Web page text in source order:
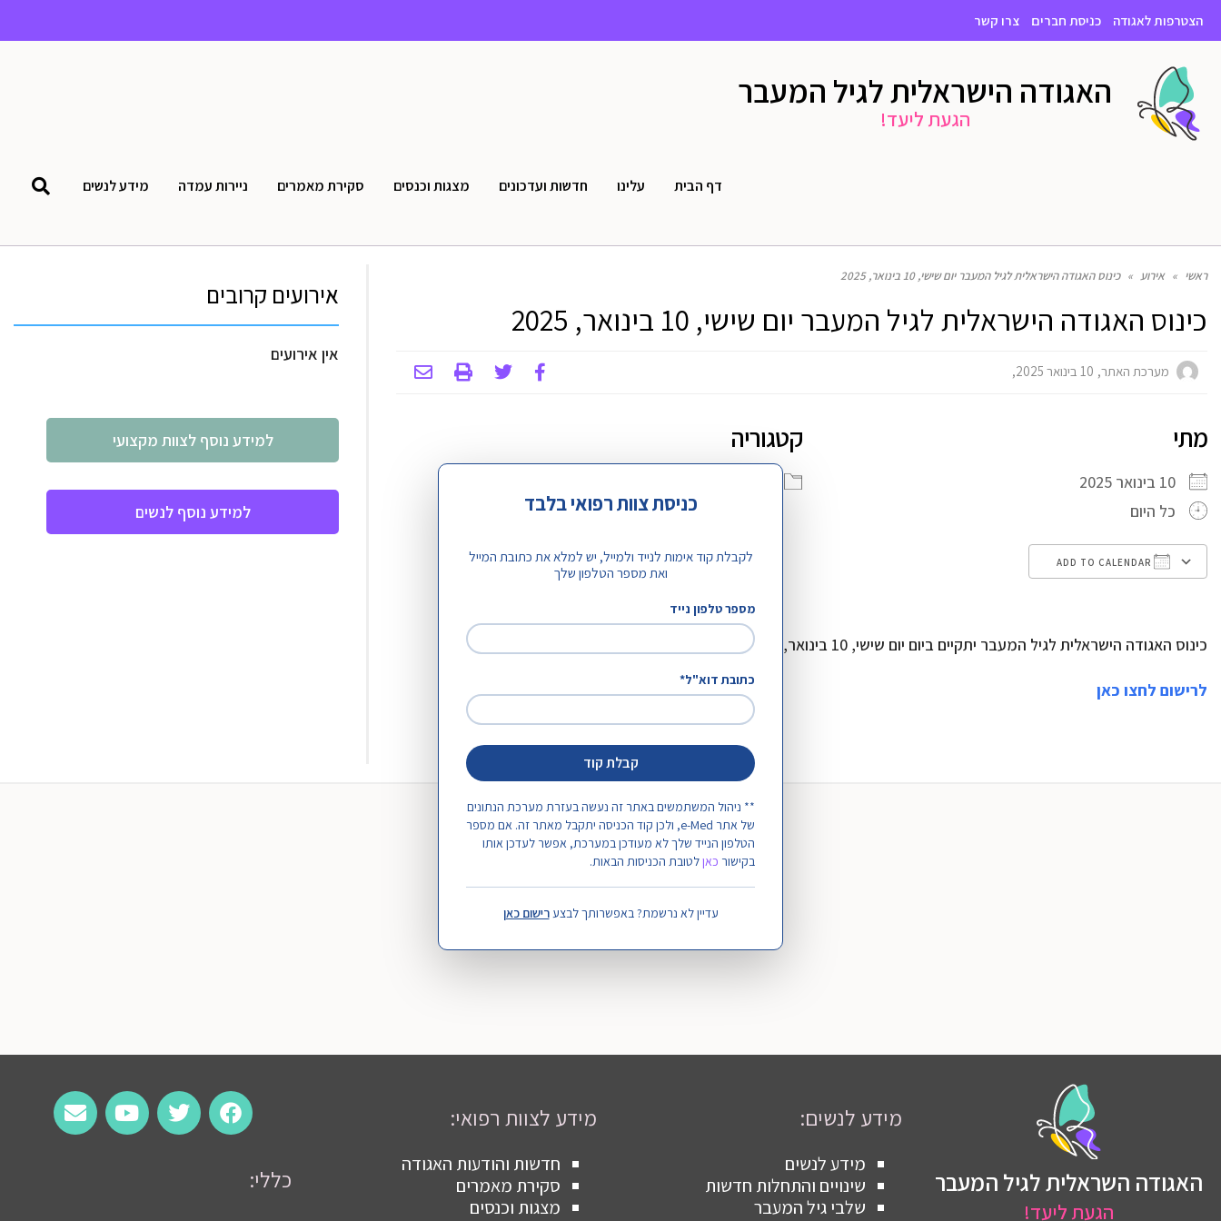
הצטרפות לאגודה כניסת חברים צרו קשר
האגודה הישראלית לגיל המעבר
הגעת ליעד!
דף הבית עלינו חדשות ועדכונים מצגות וכנסים סקירת מאמרים ניירות עמדה מידע לנשים
ראשי » אירוע » כינוס האגודה הישראלית לגיל המעבר יום שישי, 10 בינואר, 2025
כינוס האגודה הישראלית לגיל המעבר יום שישי, 10 בינואר, 2025
מערכת האתר 10 בינואר 2025
מתי
10 בינואר 2025
כל היום
קטגוריה
כינוס האגודה הישראלית לגיל המעבר יתקיים ביום יום שישי, 10 בינואר, 2025 | י' טבת תשפ"ה במלון "דניאל", הרצליה
לרישום לחצו כאן
אירועים קרובים
אין אירועים
למידע נוסף לצוות מקצועי
למידע נוסף לנשים
נותנות החסות לאגודה:
האגודה השראלית לגיל המעבר
הגעת ליעד!
מידע לנשים:
מידע לנשים
שינויים והתחלות חדשות
שלבי גיל המעבר
מידע לצוות רפואי:
חדשות והודעות האגודה
סקירת מאמרים
מצגות וכנסים
כללי:
כניסת צוות רפואי בלבד
לקבלת קוד אימות לנייד ולמייל, יש למלא את כתובת המייל
ואת מספר הטלפון שלך
מספר טלפון נייד
כתובת דוא"ל*
קבלת קוד
** ניהול המשתמשים באתר זה נעשה בעזרת מערכת הנתונים
של אתר e-Med, ולכן קוד הכניסה יתקבל מאתר זה. אם מספר
הטלפון הנייד שלך לא מעודכן במערכת, אפשר לעדכן אותו
בקישור כאןלטובת הכניסות הבאות.
עדיין לא נרשמת? באפשרותך לבצערישום כאן